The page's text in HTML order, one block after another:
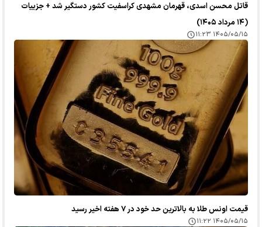
قاتل محسن اسدی، قهرمان مشهدی کراسفیت کشور دستگیر شد + جزییات
(۱۴ مرداد ۱۴۰۵)
۱۴۰۵/۰۵/۱۵ ۱۱:۲۳
قیمت اونس طلا به بالاترین حد خود در ۷ هفته اخیر رسید
۱۴۰۵/۰۵/۱۵ ۱۱:۲۲